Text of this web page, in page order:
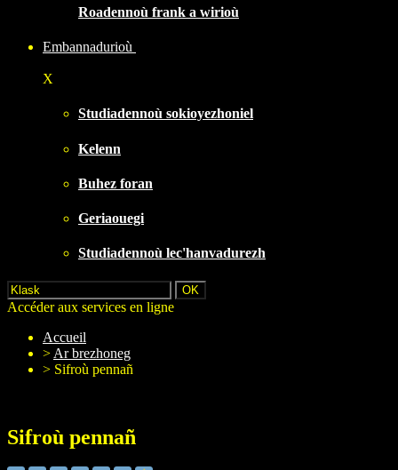
Roadennoù frank a wirioù
Embannadurioù
X
Studiadennoù sokioyezhoniel
Kelenn
Buhez foran
Geriaouegi
Studiadennoù lec'hanvadurezh
Accéder aux services en ligne
Accueil
> Ar brezhoneg
> Sifroù pennañ
Sifroù pennañ